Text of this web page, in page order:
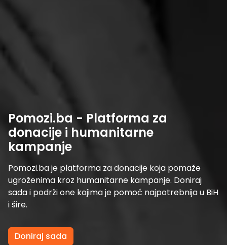
Pomozi.ba - Platforma za
donacije i humanitarne
kampanje
Pomozi.ba je platforma za donacije koja pomaže
ugroženima kroz humanitarne kampanje. Doniraj
sada i podrži one kojima je pomoć najpotrebnija u BiH
i šire.
Doniraj sada